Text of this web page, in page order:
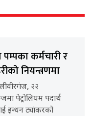
कर्मचारी र
नियन्त्रणमा
२२
पेट्रोलियम पदार्थ
इन्धन ट्यांकरको